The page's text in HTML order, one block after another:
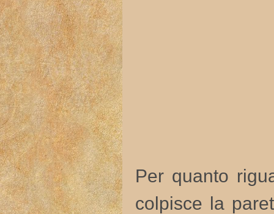
Per quanto
colpisce la